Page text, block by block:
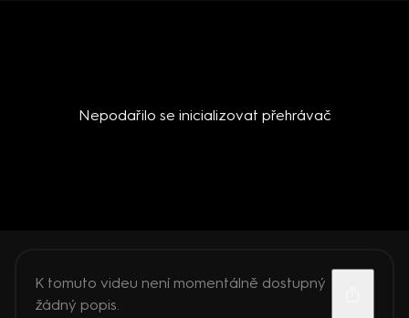
Nepodařilo se inicializovat přehrávač
K tomuto videu není momentálně dostupný
žádný popis.